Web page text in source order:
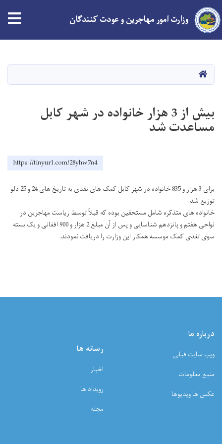
content
وزارت امور مهاجرین و عودت کنندگان
HOME
بیش از 3 هزار خانواده در شهر کابل
مساعدت شد
https://tinyurl.com/28yhw7n4
برای 3 هزار و 835 خانواده در شهر کابل کمک های نقدی به تاریخ های 24 و 25 دلو
توزیع شد.
خانواده های متذکره شامل مستحقین بوده که قبلاً توسط ریاست مهاجرین در
نواحی هفتم و پانزدهم شناسایی و پس از آن مبلغ 2 هزار و 900 افغانی و یک بسته
سوی تغذی کمک موسسه همکار این وزارت را دریافت نمودند.
درباره ما
ویب سایت قبلی
منبع معلومات
عکس ها ویدیوها
رسانه ها
اخبار
رویداد ها
مجله